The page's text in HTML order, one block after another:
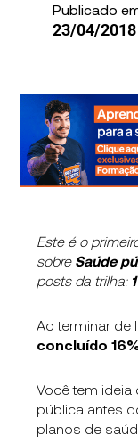
Publicado
23/04/2018
Este é o
sobreSaúde
posts da trilha: 1
Ao terminar de
concluído 16
Você tem
pública antes
planos de